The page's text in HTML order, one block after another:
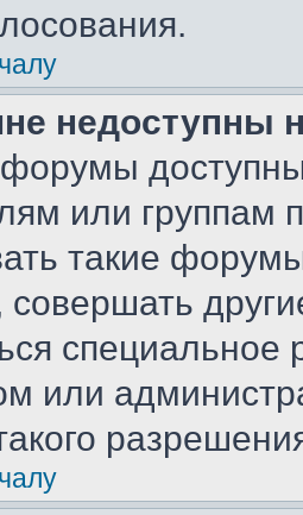
недоступны
или группам
такие
или